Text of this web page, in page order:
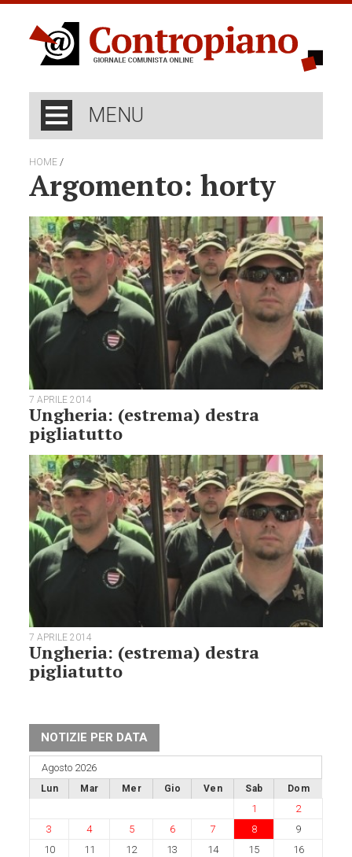
MENU
HOME /
Argomento: horty
7 APRILE 2014
Ungheria: (estrema) destra
pigliatutto
7 APRILE 2014
Ungheria: (estrema) destra
pigliatutto
NOTIZIE PER DATA
Agosto 2026
Lun Mar Mer Gio Ven Sab Dom
1
2
3
4 5 6 7 8
9
10
11 12 13 14 15
16